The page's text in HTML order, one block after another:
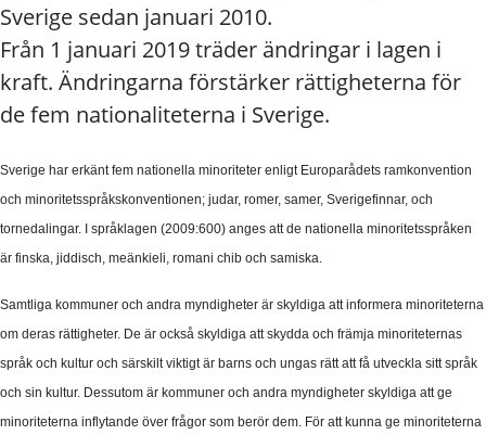
Sverige sedan januari 2010.
Från 1 januari 2019 träder ändringar i lagen i
kraft. Ändringarna förstärker rättigheterna för
de fem nationaliteterna i Sverige.
Sverige har erkänt fem nationella minoriteter enligt Europarådets ramkonvention
och minoritetsspråkskonventionen; judar, romer, samer, Sverigefinnar, och
tornedalingar. I språklagen (2009:600) anges att de nationella minoritetsspråken
är finska, jiddisch, meänkieli, romani chib och samiska.
Samtliga kommuner och andra myndigheter är skyldiga att informera minoriteterna
om deras rättigheter. De är också skyldiga att skydda och främja minoriteternas
språk och kultur och särskilt viktigt är barns och ungas rätt att få utveckla sitt språk
och sin kultur. Dessutom är kommuner och andra myndigheter skyldiga att ge
minoriteterna inflytande över frågor som berör dem. För att kunna ge minoriteterna